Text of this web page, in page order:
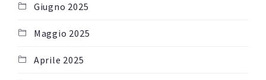
Giugno 2025
Maggio 2025
Aprile 2025